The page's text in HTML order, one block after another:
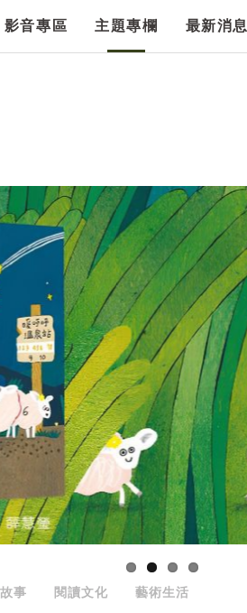
影音專區 主題專欄 最新消息
事 閱讀文化 藝術生活